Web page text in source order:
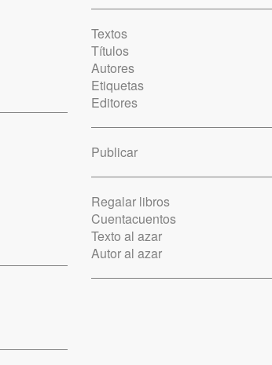
Textos
Títulos
Autores
Etiquetas
Editores
Publicar
Regalar libros
Cuentacuentos
Texto al azar
Autor al azar